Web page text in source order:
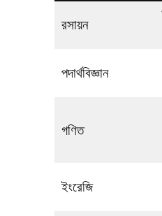
রসায়ন
পদার্থবিজ্ঞান
গণিত
ইংরেজি